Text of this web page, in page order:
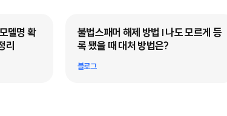
델명 확
리
불법스패머 해제 방법 I 나도 모르게 등
록 됐을 때 대처 방법은?
블로그